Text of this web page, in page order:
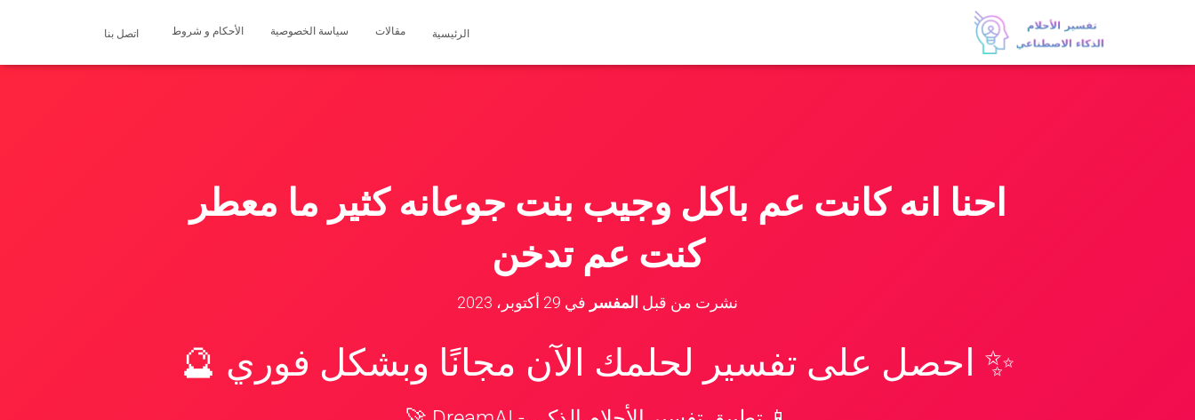
الرئيسية مقالات سياسة الخصوصية الأحكام و شروط اتصل بنا
احنا انه كانت عم باكل وجيب بنت جوعانه كثير ما معطر
كنت عم تدخن
نشرت من قبل المفسر في 29 أكتوبر، 2023
✨ احصل على تفسير لحلمك الآن مجانًا وبشكل فوري 🔮